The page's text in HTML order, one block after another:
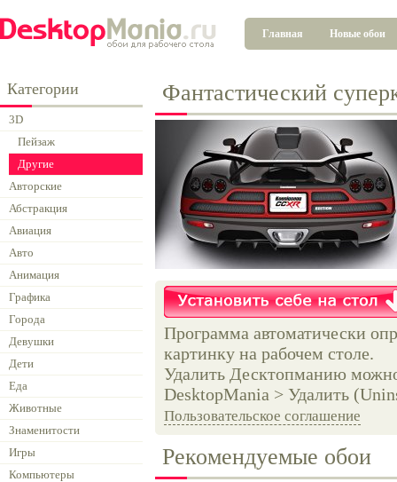
Главная Новые обои
Категории
3D
Пейзаж
Другие
Авторские
Абстракция
Авиация
Авто
Анимация
Графика
Города
Девушки
Дети
Еда
Животные
Знаменитости
Игры
Компьютеры
Фантастический
Программа автоматически
картинку на рабочем столе.
Удалить Десктопманию
DesktopMania > Удалить
Пользовательское соглашение
Рекомендуемые обои